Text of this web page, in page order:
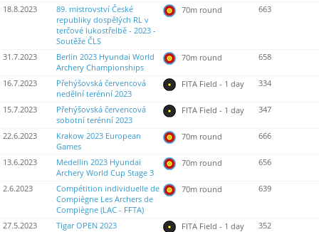
18.8.2023
89. mistrovství České
republiky dospělých RL v
terčové lukostřelbě - 2023 -
Soutěže ČLS
70m round 663
31.7.2023
Berlin 2023 Hyundai World
Archery Championships
70m round 658
16.7.2023
Přehýšovská červencová
nedělní terénní 2023
FITA Field - 1 day 334
15.7.2023
Přehýšovská červencová
sobotní terénní 2023
FITA Field - 1 day 347
22.6.2023
Krakow 2023 European
Games
70m round 666
13.6.2023
Medellin 2023 Hyundai
Archery World Cup Stage 3
70m round 656
2.6.2023
Compétition individuelle de
Compiègne Les Archers de
Compiègne (LAC - FFTA)
70m round 639
27.5.2023 Tigar OPEN 2023 FITA Field - 1 day 352